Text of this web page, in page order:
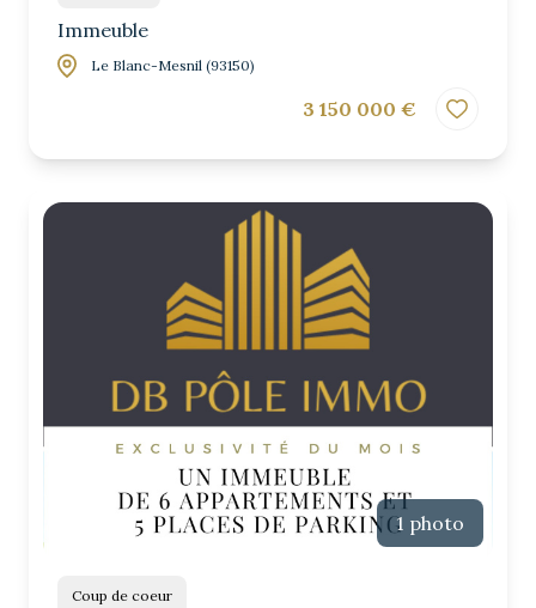
Immeuble
Le Blanc-Mesnil (93150)
3 150 000 €
1 photo
Coup de coeur